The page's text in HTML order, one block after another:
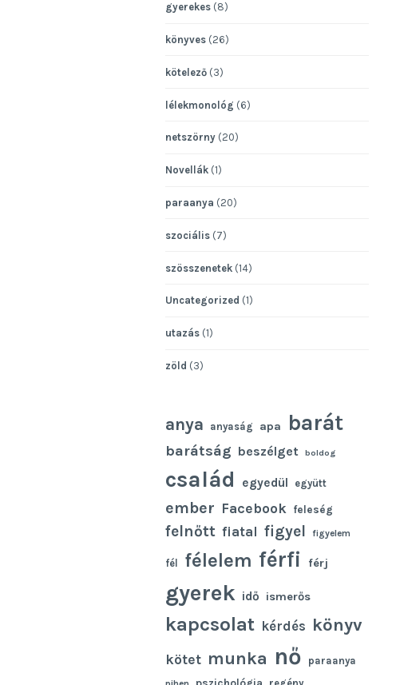
gyerekes (8)
könyves (26)
kötelező (3)
lélekmonológ (6)
netszörny (20)
Novellák (1)
paraanya (20)
szociális (7)
szösszenetek (14)
Uncategorized (1)
utazás (1)
zöld (3)
anya anyaság apa barát
barátság beszélget boldog
család egyedül együtt
ember Facebook feleség
felnőtt fiatal figyel figyelem
fél félelem férfi férj
gyerek idő ismerős
kapcsolat kérdés könyv
kötet munka nő paraanya
pszichológia regény